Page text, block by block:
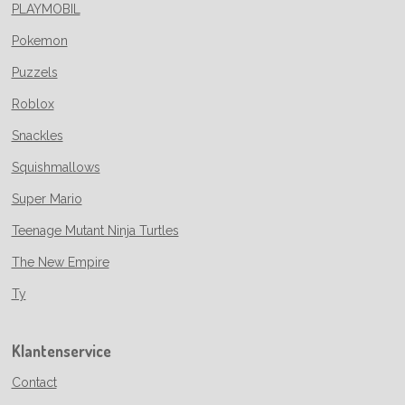
PLAYMOBIL
Pokemon
Puzzels
Roblox
Snackles
Squishmallows
Super Mario
Teenage Mutant Ninja Turtles
The New Empire
Ty
Klantenservice
Contact